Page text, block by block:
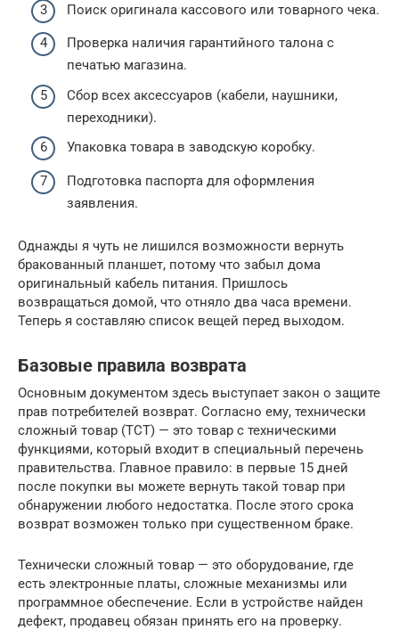
Поиск оригинала кассового или товарного чека.
Проверка наличия гарантийного талона с
печатью магазина.
Сбор всех аксессуаров (кабели, наушники,
переходники).
Упаковка товара в заводскую коробку.
Подготовка паспорта для оформления
заявления.
Однажды я чуть не лишился возможности вернуть
бракованный планшет, потому что забыл дома
оригинальный кабель питания. Пришлось
возвращаться домой, что отняло два часа времени.
Теперь я составляю список вещей перед выходом.
Базовые правила возврата
Основным документом здесь выступает закон о защите
прав потребителей возврат. Согласно ему, технически
сложный товар (ТСТ) — это товар с техническими
функциями, который входит в специальный перечень
правительства. Главное правило: в первые 15 дней
после покупки вы можете вернуть такой товар при
обнаружении любого недостатка. После этого срока
возврат возможен только при существенном браке.
Технически сложный товар — это оборудование, где
есть электронные платы, сложные механизмы или
программное обеспечение. Если в устройстве найден
дефект, продавец обязан принять его на проверку.